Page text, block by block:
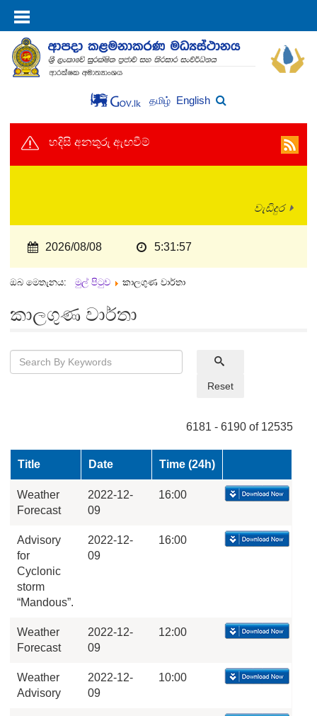
தமிழ் English
හදිසි අනතුරු ඇඟවීම්
වැඩිදුර
2026/08/08 5:31:57
ඔබ මෙතැනය: මුල් පිටුව කාලගුණ වාර්තා
කාලගුණ වාර්තා
Reset
6181 - 6190 of 12535
Title Date Time (24h)
Weather
Forecast
2022-12-
09
16:00
Advisory
for
Cyclonic
storm
“Mandous”.
2022-12-
09
16:00
Weather
Forecast
2022-12-
09
12:00
Weather
Advisory
2022-12-
09
10:00